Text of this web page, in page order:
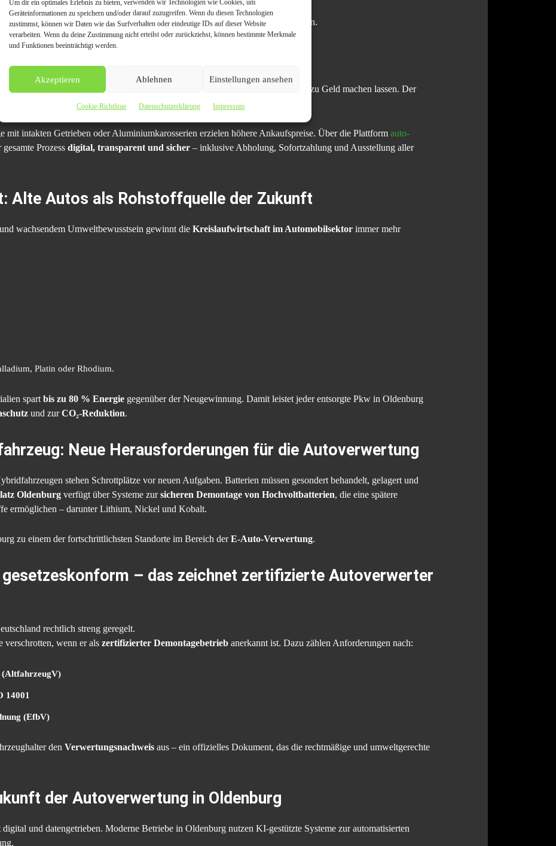
Um dir ein optimales Erlebnis zu bieten, verwenden wir Technologien wie Cookies, um
Geräteinformationen zu speichern und/oder darauf zuzugreifen. Wenn du diesen Technologien
zustimmst, können wir Daten wie das Surfverhalten oder eindeutige IDs auf dieser Website
verarbeiten. Wenn du deine Zustimmung nicht erteilst oder zurückziehst, können bestimmte Merkmale
und Funktionen beeinträchtigt werden.
Akzeptieren Ablehnen Einstellungen ansehen
Cookie-Richtlinie Datenschutzerklärung Impressum
95 % wiederverwertbare Materialien, die direkt in die Industrie zurückfließen.
Oldenburg – aus Alt wird Wert
sich selbst Fahrzeuge mit Motorschaden, Totalschaden oder ohne TÜV
noch zu Geld machen lassen. Der
faire Restwerte – abhängig von Marke, Gewicht, Modell und Zustand.
mit intakten Getrieben oder Aluminiumkarosserien erzielen höhere Ankaufspreise. Über die Plattform auto-
Prozess digital, transparent und sicher – inklusive Abholung, Sofortzahlung und Ausstellung aller
Alte Autos als Rohstoffquelle der Zukunft
wachsendem Umweltbewusstsein gewinnt die Kreislaufwirtschaft im Automobilsektor immer mehr
Platin oder Rhodium.
spart bis zu 80 % Energie gegenüber der Neugewinnung. Damit leistet jeder entsorgte Pkw in Oldenburg
und zurCO₂-Reduktion.
Neue Herausforderungen für die Autoverwertung
stehen Schrottplätze vor neuen Aufgaben. Batterien müssen gesondert behandelt, gelagert und
Oldenburg verfügt über Systeme zursicheren Demontage von Hochvoltbatterien, die eine spätere
ermöglichen – darunter Lithium, Nickel und Kobalt.
zu einem der fortschrittlichsten Standorte im Bereich derE-Auto-Verwertung.
gesetzeskonform – das zeichnet zertifizierte Autoverwerter
rechtlich streng geregelt.
verschrotten, wenn er als zertifizierter Demontagebetrieb anerkannt ist. Dazu zählen Anforderungen nach:
(AltfahrzeugV)
14001
(EfbV)
den Verwertungsnachweis aus – ein offizielles Dokument, das die rechtmäßige und umweltgerechte
der Autoverwertung in Oldenburg
und datengetrieben. Moderne Betriebe in Oldenburg nutzen KI-gestützte Systeme zur automatisierten